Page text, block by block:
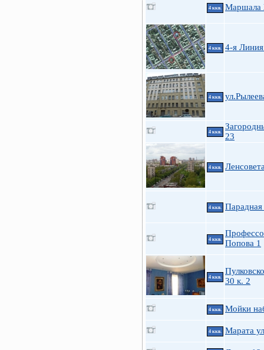
4 ккв. Маршала
4 ккв. 4-я
4 ккв.
4 ккв.
23
4 ккв.
4 ккв. Парадная
4 ккв.
Попова 1
4 ккв.
30 к. 2
4 ккв. Мойки
4 ккв. Марата